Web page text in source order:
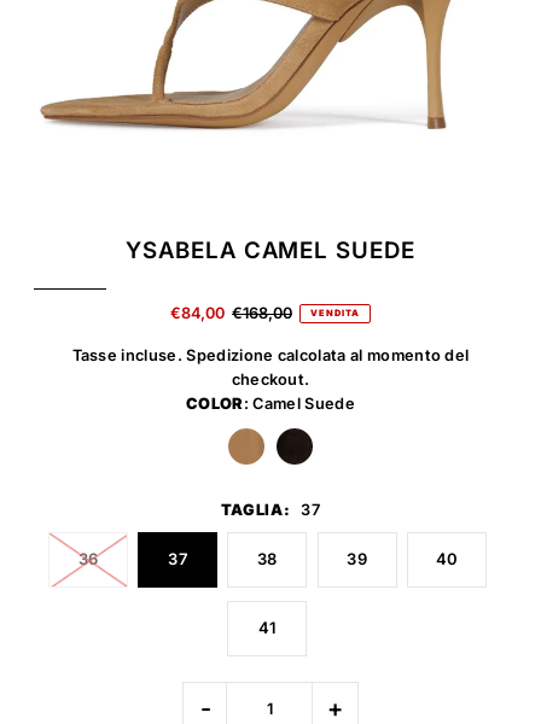
YSABELA CAMEL SUEDE
€84,00 €168,00 VENDITA
Tasse incluse.Spedizione calcolata al momento del
checkout.
COLOR : Camel Suede
TAGLIA: 37
36 37 38 39 40
41
- +